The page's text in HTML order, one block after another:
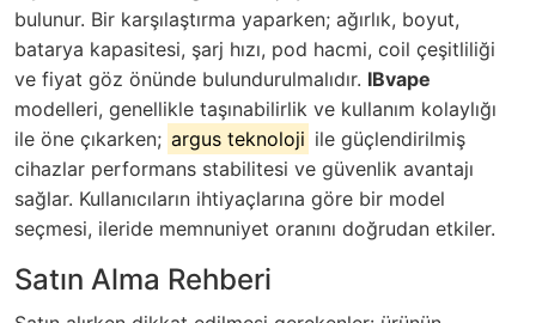
bulunur. Bir karşılaştırma yaparken; ağırlık, boyut,
batarya kapasitesi, şarj hızı, pod hacmi, coil çeşitliliği
ve fiyat göz önünde bulundurulmalıdır. IBvape
modelleri, genellikle taşınabilirlik ve kullanım kolaylığı
ile öne çıkarken; argus teknoloji ile güçlendirilmiş
cihazlar performans stabilitesi ve güvenlik avantajı
sağlar. Kullanıcıların ihtiyaçlarına göre bir model
seçmesi, ileride memnuniyet oranını doğrudan etkiler.
Satın Alma Rehberi